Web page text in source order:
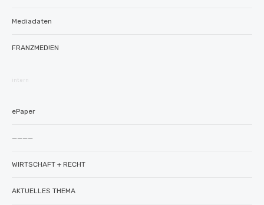
Mediadaten
FRANZMED!EN
intern
ePaper
————
WIRTSCHAFT + RECHT
AKTUELLES THEMA